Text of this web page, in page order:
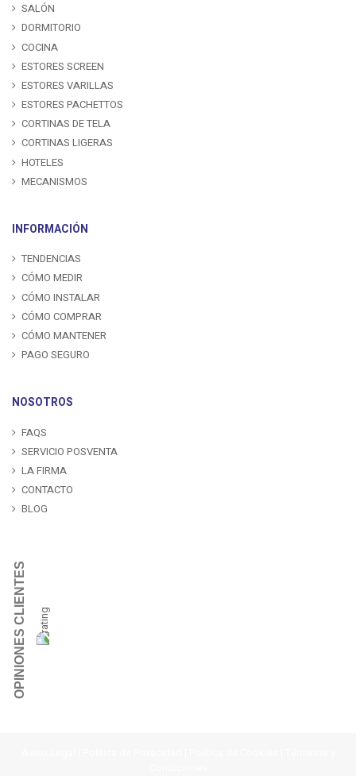
SALÓN
DORMITORIO
COCINA
ESTORES SCREEN
ESTORES VARILLAS
ESTORES PACHETTOS
CORTINAS DE TELA
CORTINAS LIGERAS
HOTELES
MECANISMOS
INFORMACIÓN
TENDENCIAS
CÓMO MEDIR
CÓMO INSTALAR
CÓMO COMPRAR
CÓMO MANTENER
PAGO SEGURO
NOSOTROS
FAQS
SERVICIO POSVENTA
LA FIRMA
CONTACTO
BLOG
OPINIONES CLIENTES